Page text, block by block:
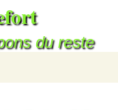
du reste